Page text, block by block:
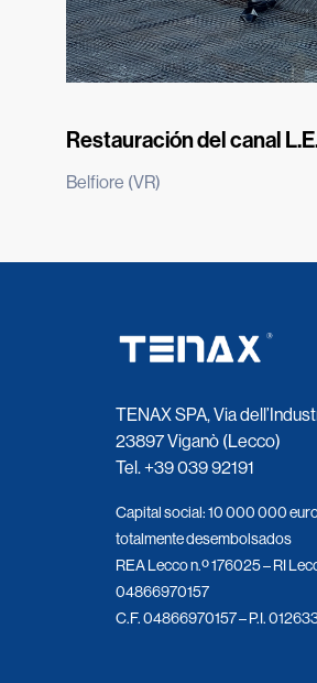
Restauración del canal
Belfiore (VR)
TENAX SPA, Via
23897 Viganò (Lecco)
Tel.+39 039 92191
Capital social: 10 000 000
totalmente desembolsados
REA Lecco n.º 176025 – RI
04866970157
C.F. 04866970157 – P.I.